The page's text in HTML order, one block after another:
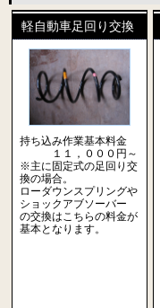
軽自動車足回り交換
持ち込み作業基本料金
１１，０００円～
※主に固定式の足回り交
換の場合。
ローダウンスプリングや
ショックアブソーバー
の交換はこちらの料金が
基本となります。